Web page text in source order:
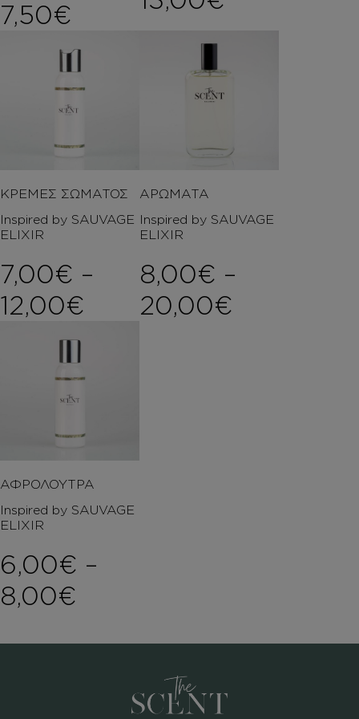
7,50€
ΚΡΕΜΕΣ ΣΩΜΑΤΟΣ
Inspired by SAUVAGE
ELIXIR
7,00€ –
12,00€ Price range: 7,00€
ΑΡΩΜΑΤΑ
Inspired by SAUVAGE
ELIXIR
8,00€ –
20,00€
ΑΦΡΟΛΟΥΤΡΑ
Inspired by SAUVAGE
ELIXIR
6,00€ –
8,00€